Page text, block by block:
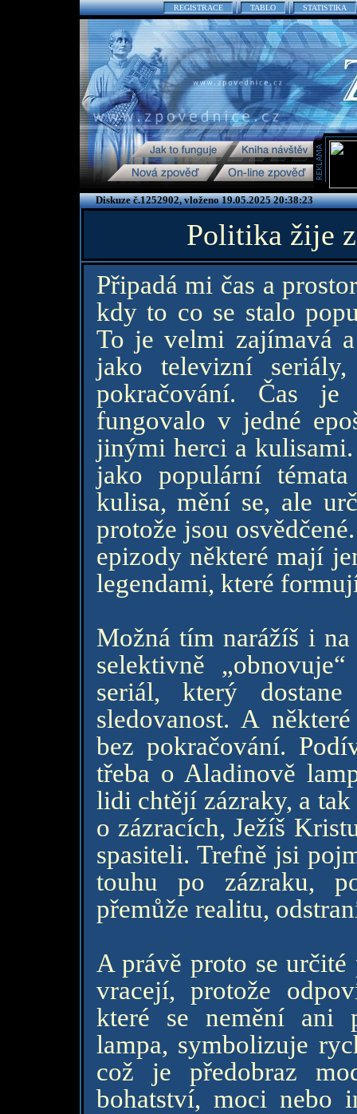
REGISTRACE TABLO STATISTIKA
Diskuze č.1252902, vloženo 19.05.2025 20:38:23
Politika žije
Připadá mi čas a
kdy to co se stalo
To je velmi zajímavá
jako televizní
pokračování. Čas
fungovalo v jedné
jinými herci a
jako populární
kulisa, mění se, ale
protože jsou
epizody některé mají
legendami, které
Možná tím narážíš i
selektivně
seriál, který
sledovanost. A
bez pokračování.
třeba o Aladinově
lidi chtějí zázraky, a
o zázracích, Ježíš
spasiteli. Trefně jsi
touhu po zázraku,
přemůže realitu,
A právě proto se
vracejí, protože
které se nemění ani
lampa, symbolizuje
což je předobraz
bohatství, moci nebo